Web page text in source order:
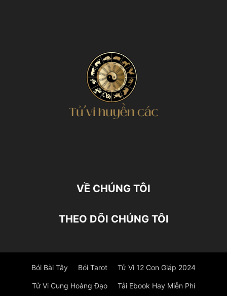
VỀ CHÚNG TÔI
THEO DÕI CHÚNG TÔI
Bói Bài Tây Bói Tarot Tử Vi 12 Con Giáp 2024
Tử Vi Cung Hoàng Đạo Tải Ebook Hay Miễn Phí